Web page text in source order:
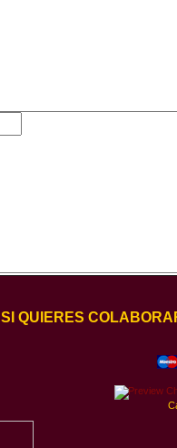
SI QUIERES